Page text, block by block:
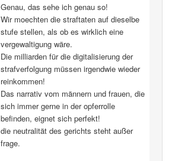
Genau, das sehe ich genau so!
Wir moechten die straftaten auf dieselbe
stufe stellen, als ob es wirklich eine
vergewaltigung wäre.
Die milliarden für die digitalisierung der
strafverfolgung müssen irgendwie wieder
reinkommen!
Das narrativ vom männern und frauen, die
sich immer gerne in der opferrolle
befinden, eignet sich perfekt!
die neutralität des gerichts steht außer
frage.